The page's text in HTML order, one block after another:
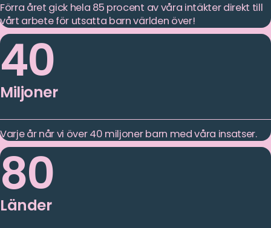
Förra året gick hela 85 procent av våra intäkter direkt till
vårt arbete för utsatta barn världen över!
40
Miljoner
Varje år når vi över 40 miljoner barn med våra insatser.
80
Länder